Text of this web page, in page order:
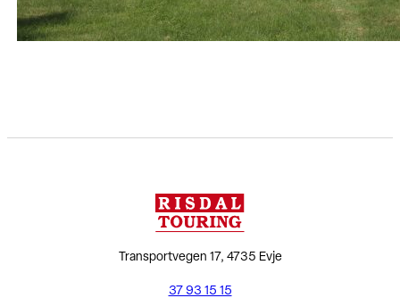
Transportvegen 17, 4735 Evje
37 93 15 15